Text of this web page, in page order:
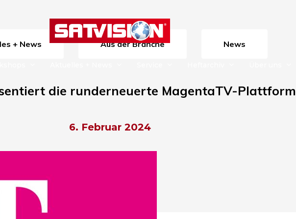
+ News Aus der Branche News
die runderneuerte MagentaTV-Plattform
6. Februar 2024